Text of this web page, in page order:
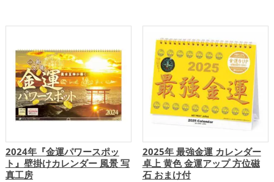
アップ,健康運アップ,家庭運・家族運ア
ップ ,総合運・全体運アップ
2024年『金運パワースポッ
ト』壁掛けカレンダー 風景 写
真工房
2025年 最強金運 カレンダー
卓上 黄色 金運アップ 方位磁
石 おまけ付